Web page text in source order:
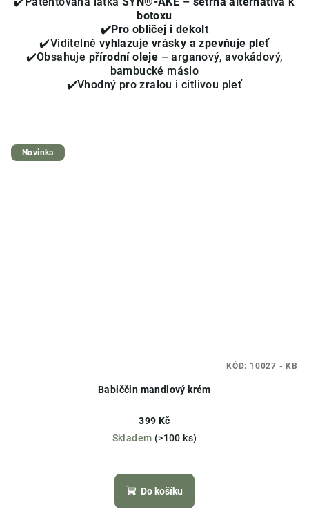
z
5
hvězdiček.
botoxu
✔️Pro obličej i dekolt
✔️Viditelně vyhlazuje vrásky a zpevňuje pleť
✔️Obsahuje přírodní oleje – arganový, avokádový,
bambucké máslo
✔️Vhodný pro zralou i citlivou pleť
Novinka
Babiččin mandlový krém
399 Kč
Skladem (>100 ks)
hodnocení
produktu
Do košíku
KÓD: 10027 - KB